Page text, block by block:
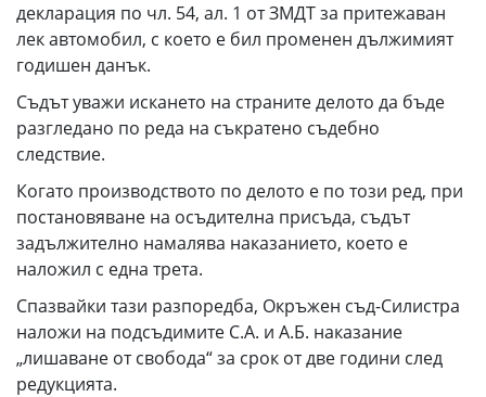
декларация по чл. 54, ал. 1 от ЗМДТ за притежаван
лек автомобил, с което е бил променен дължимият
годишен данък.
Съдът уважи искането на страните делото да бъде
разгледано по реда на съкратено съдебно
следствие.
Когато производството по делото е по този ред, при
постановяване на осъдителна присъда, съдът
задължително намалява наказанието, което е
наложил с една трета.
Спазвайки тази разпоредба, Окръжен съд-Силистра
наложи на подсъдимите С.А. и А.Б. наказание
„лишаване от свобода“ за срок от две години след
редукцията.